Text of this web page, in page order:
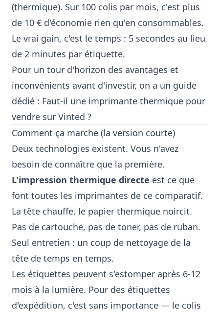
(thermique). Sur 100 colis par mois, c'est plus
de 10 € d'économie rien qu'en consommables.
Le vrai gain, c'est le temps : 5 secondes au lieu
de 2 minutes par étiquette.
Pour un tour d'horizon des avantages et
inconvénients avant d'investir, on a un guide
dédié : Faut-il une imprimante thermique pour
vendre sur Vinted ?
Comment ça marche (la version courte)
Deux technologies existent. Vous n'avez
besoin de connaître que la première.
L'impression thermique directe est ce que
font toutes les imprimantes de ce comparatif.
La tête chauffe, le papier thermique noircit.
Pas de cartouche, pas de toner, pas de ruban.
Seul entretien : un coup de nettoyage de la
tête de temps en temps.
Les étiquettes peuvent s'estomper après 6-12
mois à la lumière. Pour des étiquettes
d'expédition, c'est sans importance — le colis